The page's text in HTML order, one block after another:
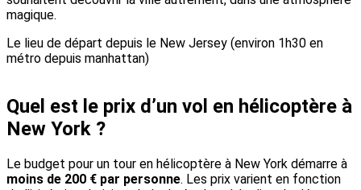
magique.
Le lieu de départ depuis le New Jersey (environ 1h30 en
métro depuis manhattan)
Quel est le prix d’un vol en hélicoptère à
New York ?
Le budget pour un tour en hélicoptère à New York démarre à
moins de 200 € par personne. Les prix varient en fonction